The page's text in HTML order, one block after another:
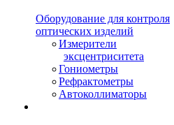
Оборудование для контроля
оптических изделий
Измерители
эксцентриситета
Гониометры
Рефрактометры
Автоколлиматоры